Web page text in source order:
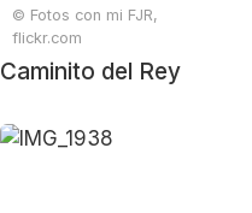
© Fotos con mi FJR,
flickr.com
Caminito del Rey